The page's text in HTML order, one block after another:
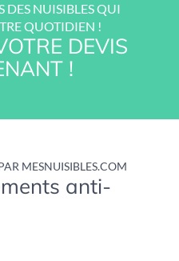
DES NUISIBLES QUI
QUOTIDIEN !
DEVIS
!
MESNUISIBLES.COM
anti-